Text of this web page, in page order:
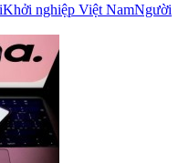
Khởi nghiệp Việt NamNgười